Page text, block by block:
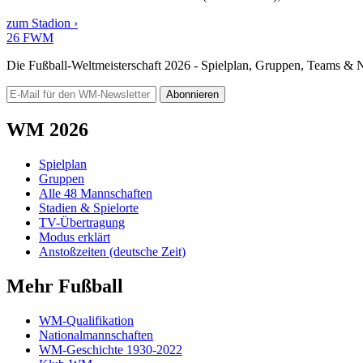
zum Stadion ›
26 FWM
Die Fußball-Weltmeisterschaft 2026 - Spielplan, Gruppen, Teams &
Abonnieren
WM 2026
Spielplan
Gruppen
Alle 48 Mannschaften
Stadien & Spielorte
TV-Übertragung
Modus erklärt
Anstoßzeiten (deutsche Zeit)
Mehr Fußball
WM-Qualifikation
Nationalmannschaften
WM-Geschichte 1930-2022